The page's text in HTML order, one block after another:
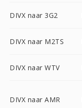
DIVX naar 3G2
DIVX naar M2TS
DIVX naar WTV
DIVX naar AMR